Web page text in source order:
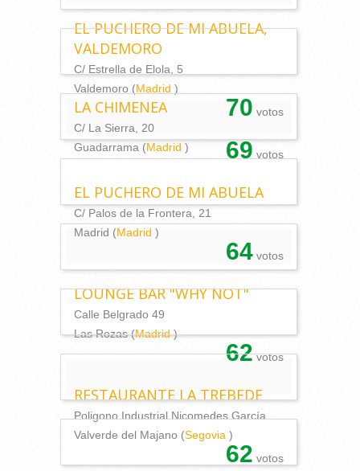
EL PUCHERO DE MI ABUELA,
VALDEMORO
C/ Estrella de Elola, 5
Valdemoro (Madrid )
70 votos
LA CHIMENEA
C/ La Sierra, 20
Guadarrama (Madrid ) 69 votos
EL PUCHERO DE MI ABUELA
C/ Palos de la Frontera, 21
Madrid (Madrid )
64 votos
LOUNGE BAR "WHY NOT"
Calle Belgrado 49
Las Rozas (Madrid )
62votos
RESTAURANTE LA TREBEDE
Poligono Industrial Nicomedes García
Valverde del Majano (Segovia )
62 votos